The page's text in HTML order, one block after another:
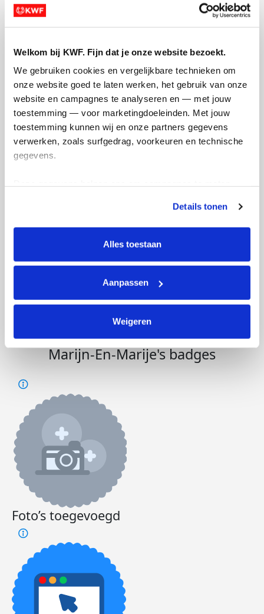
Welkom bij KWF. Fijn dat je onze website bezoekt.
We gebruiken cookies en vergelijkbare technieken om
onze website goed te laten werken, het gebruik van onze
website en campagnes te analyseren en — met jouw
toestemming — voor marketingdoeleinden. Met jouw
toestemming kunnen wij en onze partners gegevens
verwerken, zoals surfgedrag, voorkeuren en technische
gegevens.
tonen. Je kunt je toestemming op elk moment wijzigen of
intrekken via Cookie instellingen onderaan de pagina. De
lijst met cookies is te vinden in het tabblad “details”.
Details tonen
Alles toestaan
Aanpassen
Weigeren
Creditcard
Referentie
Ik wil bijdragen aan de transactiekosten
Opgehaald Streefbedrag
Word lid van ons team
Marijn-En-Marije's badges
Foto’s toegevoegd